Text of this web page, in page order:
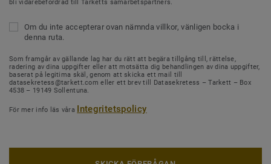
bli vidarebefordrad till Tarketts samarbetspartners.
Om du inte accepterar ovan nämnda villkor, vänligen bocka i
denna ruta.
Som framgår av gällande lag har du rätt att begära tillgång till, rättelse,
radering av dina uppgifter eller att motsätta dig behandlingen av dina uppgifter,
baserat på legitima skäl, genom att skicka ett mail till
datasekretess@tarkett.com eller ett brev till Datasekretess – Tarkett – Box
4538 – 19149 Sollentuna.
För mer info läs våra Integritetspolicy